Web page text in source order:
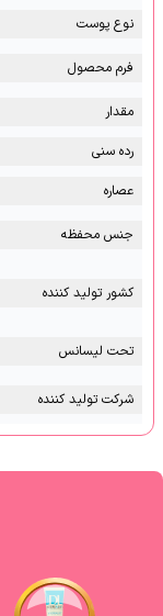
نوع پوست
فرم محصول
مقدار
رده سنی
عصاره
جنس محفظه
کشور تولید کننده
تحت لیسانس
شرکت تولید کننده